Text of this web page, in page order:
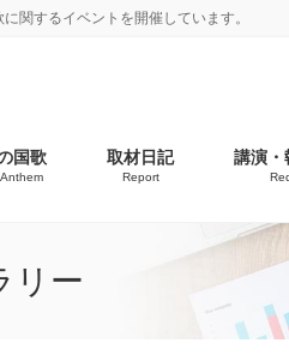
関するイベントを開催しています。
国歌 取材日記
Report
講演・
リー